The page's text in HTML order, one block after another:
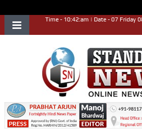
Time - 10:42:am | Date - 07 Friday